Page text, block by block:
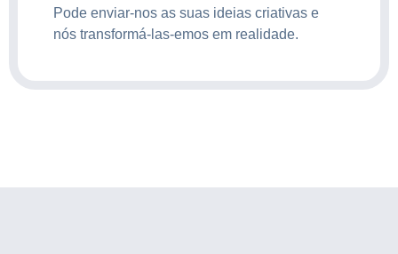
Pode enviar-nos as suas ideias criativas e
nós transformá-las-emos em realidade.